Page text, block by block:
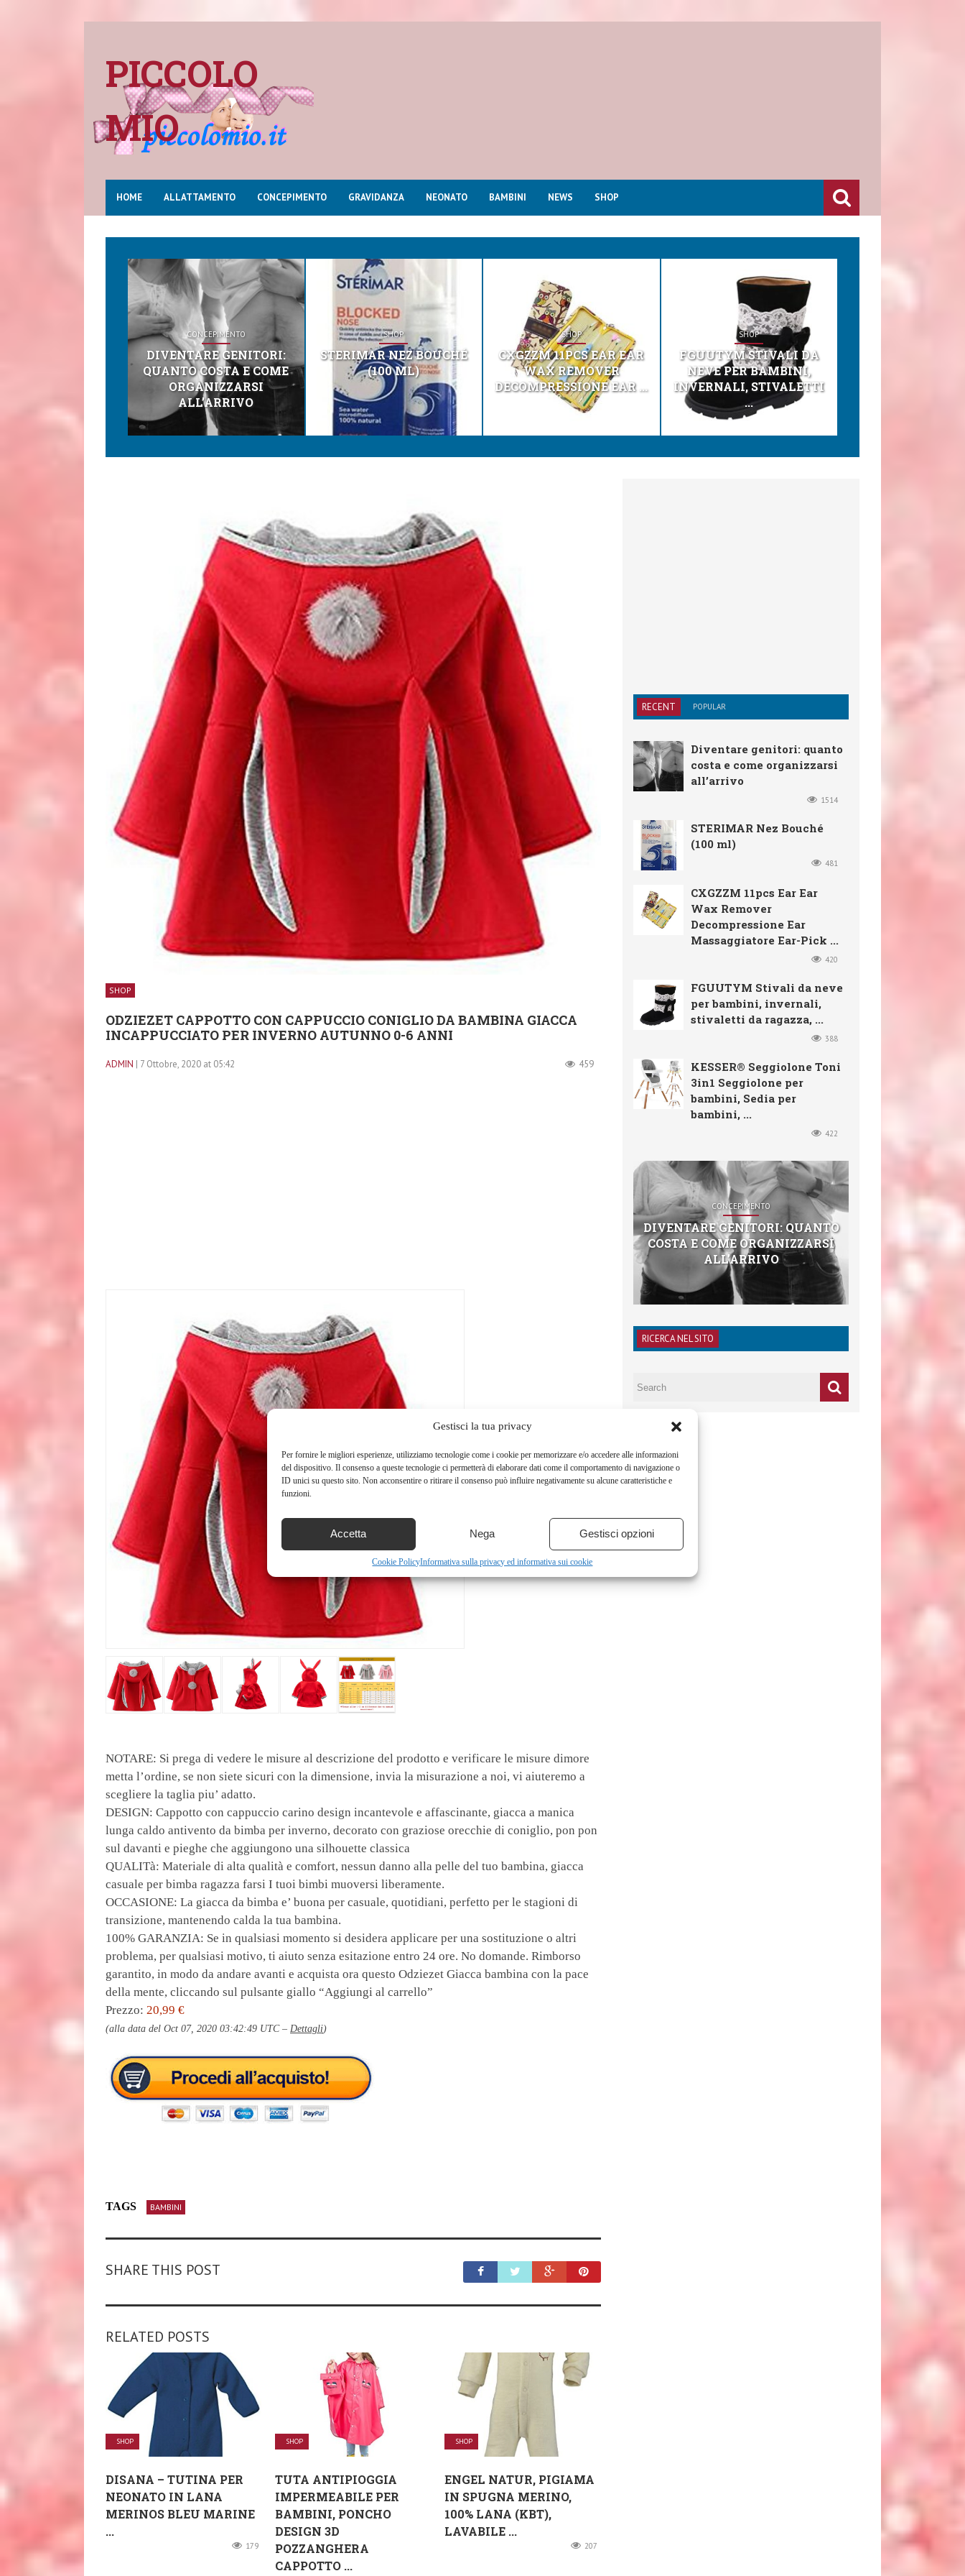
Gestisci la tua privacy
Per fornire le migliori esperienze, utilizziamo tecnologie come i cookie per memorizzare e/o accedere alle informazioni
del dispositivo. Il consenso a queste tecnologie ci permetterà di elaborare dati come il comportamento di navigazione o
ID unici su questo sito. Non acconsentire o ritirare il consenso può influire negativamente su alcune caratteristiche e
funzioni.
Accetta Nega Gestisci opzioni
Cookie PolicyInformativa sulla privacy ed informativa sui cookie
PICCOLO
MIO
HOME ALLATTAMENTO CONCEPIMENTO GRAVIDANZA NEONATO BAMBINI NEWS SHOP
CONCEPIMENTO
DIVENTARE GENITORI:
QUANTO COSTA E COME
ORGANIZZARSI
ALL’ARRIVO
SHOP
STERIMAR NEZ BOUCHÉ
(100 ML)
SHOP
CXGZZM 11PCS EAR EAR
WAX REMOVER
DECOMPRESSIONE EAR ...
SHOP
FGUUTYM STIVALI DA
NEVE PER BAMBINI,
INVERNALI, STIVALETTI
...
SHOP
ODZIEZET CAPPOTTO CON CAPPUCCIO CONIGLIO DA BAMBINA GIACCA
INCAPPUCCIATO PER INVERNO AUTUNNO 0-6 ANNI
ADMIN | 7 Ottobre, 2020 at 05:42 459
NOTARE: Si prega di vedere le misure al descrizione del prodotto e verificare le misure dimore
metta l’ordine, se non siete sicuri con la dimensione, invia la misurazione a noi, vi aiuteremo a
scegliere la taglia piu’ adatto.
DESIGN: Cappotto con cappuccio carino design incantevole e affascinante, giacca a manica
lunga caldo antivento da bimba per inverno, decorato con graziose orecchie di coniglio, pon pon
sul davanti e pieghe che aggiungono una silhouette classica
QUALITà: Materiale di alta qualità e comfort, nessun danno alla pelle del tuo bambina, giacca
casuale per bimba ragazza farsi I tuoi bimbi muoversi liberamente.
OCCASIONE: La giacca da bimba e’ buona per casuale, quotidiani, perfetto per le stagioni di
transizione, mantenendo calda la tua bambina.
100% GARANZIA: Se in qualsiasi momento si desidera applicare per una sostituzione o altri
problema, per qualsiasi motivo, ti aiuto senza esitazione entro 24 ore. No domande. Rimborso
garantito, in modo da andare avanti e acquista ora questo Odziezet Giacca bambina con la pace
della mente, cliccando sul pulsante giallo “Aggiungi al carrello”
Prezzo: 20,99 €
(alla data del Oct 07, 2020 03:42:49 UTC – Dettagli)
TAGS BAMBINI
SHARE THIS POST
RELATED POSTS
SHOP
DISANA – TUTINA PER
NEONATO IN LANA
MERINOS BLEU MARINE
...
179
SHOP
TUTA ANTIPIOGGIA
IMPERMEABILE PER
BAMBINI, PONCHO
DESIGN 3D
POZZANGHERA
CAPPOTTO ...
SHOP
ENGEL NATUR, PIGIAMA
IN SPUGNA MERINO,
100% LANA (KBT),
LAVABILE ...
207
RECENT POPULAR
Diventare genitori: quanto
costa e come organizzarsi
all’arrivo
1514
STERIMAR Nez Bouché
(100 ml)
481
CXGZZM 11pcs Ear Ear
Wax Remover
Decompressione Ear
Massaggiatore Ear-Pick ...
420
FGUUTYM Stivali da neve
per bambini, invernali,
stivaletti da ragazza, ...
388
KESSER® Seggiolone Toni
3in1 Seggiolone per
bambini, Sedia per
bambini, ...
422
CONCEPIMENTO
DIVENTARE GENITORI: QUANTO
COSTA E COME ORGANIZZARSI
ALL’ARRIVO
RICERCA NEL SITO